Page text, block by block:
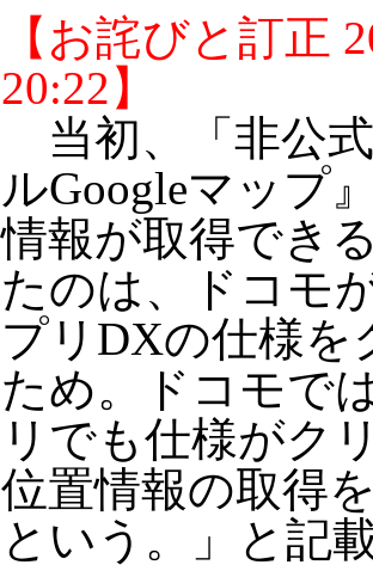
【お詫びと訂正
20:22】
当初、「非公
ルGoogleマップ
情報が取得でき
たのは、ドコモ
プリDXの仕様を
ため。ドコモで
リでも仕様がク
位置情報の取得
という。」と記